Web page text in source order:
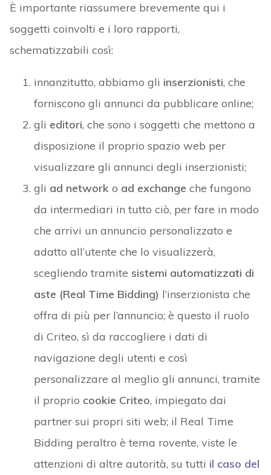
È importante riassumere brevemente qui i
soggetti coinvolti e i loro rapporti,
schematizzabili così:
innanzitutto, abbiamo gli inserzionisti, che
forniscono gli annunci da pubblicare online;
gli editori, che sono i soggetti che mettono a
disposizione il proprio spazio web per
visualizzare gli annunci degli inserzionisti;
gli ad networko ad exchange che fungono
da intermediari in tutto ciò, per fare in modo
che arrivi un annuncio personalizzato e
adatto all’utente che lo visualizzerà,
scegliendo tramite sistemi automatizzati di
aste (Real Time Bidding) l’inserzionista che
offra di più per l’annuncio; è questo il ruolo
di Criteo, sì da raccogliere i dati di
navigazione degli utenti e così
personalizzare al meglio gli annunci, tramite
il proprio cookie Criteo, impiegato dai
partner sui propri siti web; il Real Time
Bidding peraltro è tema rovente, viste le
attenzioni di altre autorità, su tutti il caso del